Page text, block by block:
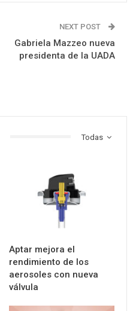
NEXT POST
Gabriela Mazzeo nueva
presidenta de la UADA
Todas
Aptar mejora el
rendimiento de los
aerosoles con nueva
válvula